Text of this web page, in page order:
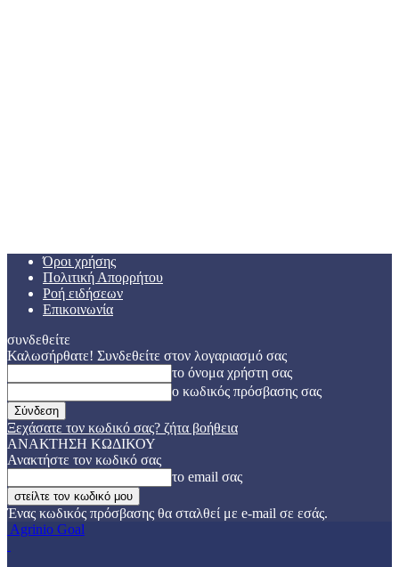
Όροι χρήσης
Πολιτική Απορρήτου
Ροή ειδήσεων
Επικοινωνία
συνδεθείτε
Καλωσήρθατε! Συνδεθείτε στον λογαριασμό σας
το όνομα χρήστη σας
ο κωδικός πρόσβασης σας
Ξεχάσατε τον κωδικό σας? ζήτα βοήθεια
ΑΝΑΚΤΗΣΗ ΚΩΔΙΚΟΥ
Ανακτήστε τον κωδικό σας
το email σας
Ένας κωδικός πρόσβασης θα σταλθεί με e-mail σε εσάς.
Agrinio Goal